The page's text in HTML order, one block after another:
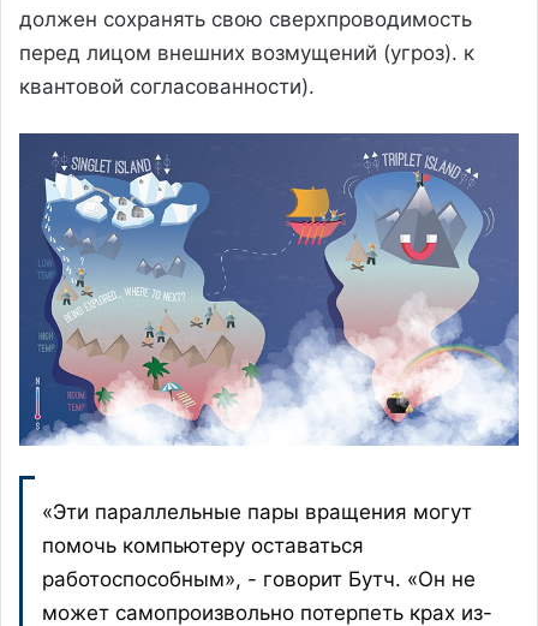
должен сохранять свою сверхпроводимость
перед лицом внешних возмущений (угроз). к
квантовой согласованности).
«Эти параллельные пары вращения могут
помочь компьютеру оставаться
работоспособным», - говорит Бутч. «Он не
может самопроизвольно потерпеть крах из-